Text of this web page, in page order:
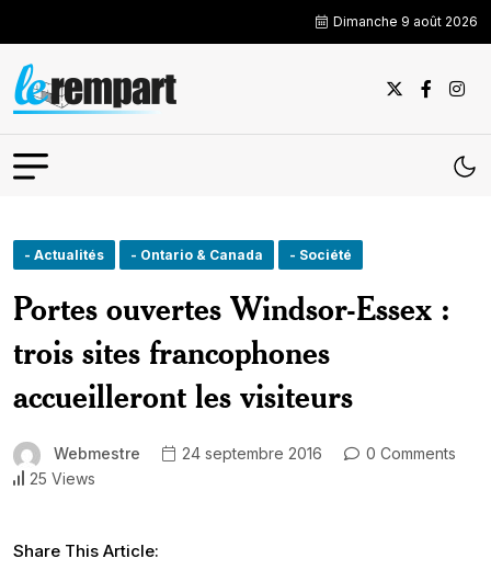
Dimanche 9 août 2026
- Actualités - Ontario & Canada - Société
Portes ouvertes Windsor-Essex :
trois sites francophones
accueilleront les visiteurs
Webmestre 24 septembre 2016
0 Comments
25 Views
Share This Article: